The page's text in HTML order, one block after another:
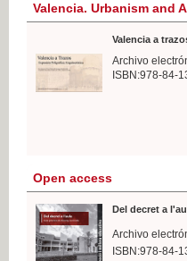
Valencia. Urbanism and
Valencia a
Archivo
ISBN:978-84-
Open access
Del decret a
Archivo
ISBN:978-84-